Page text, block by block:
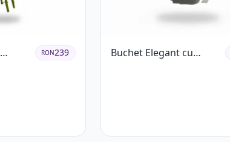
RON239
Buchet Elegant cu